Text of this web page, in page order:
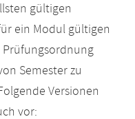
gültigen
ein Modul gültigen
Semester zu
Versionen
vor: